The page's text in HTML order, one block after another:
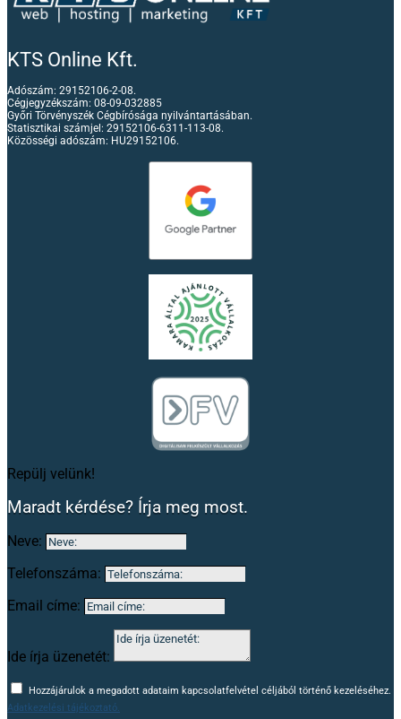
KTS Online Kft.
Adószám: 29152106-2-08.
Cégjegyzékszám: 08-09-032885
Győri Törvényszék Cégbírósága nyilvántartásában.
Statisztikai számjel: 29152106-6311-113-08.
Közösségi adószám: HU29152106.
Repülj velünk!
Maradt kérdése? Írja meg most.
Neve:
Telefonszáma:
Email címe:
Ide írja üzenetét:
Hozzájárulok a megadott adataim kapcsolatfelvétel céljából történő kezeléséhez.
Adatkezelési tájékoztató.